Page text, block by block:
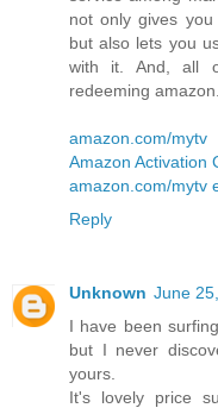
not only gives
but also lets you
with it. And, all
redeeming
amazon.com/mytv
Amazon Activation
amazon.com/mytv
Reply
Unknown June
I have been
but I never
yours.
It's lovely price